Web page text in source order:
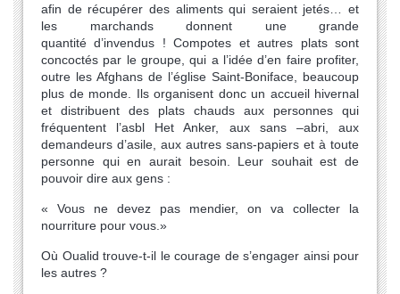
afin de récupérer des aliments qui seraient jetés… et
les marchands donnent une grande
quantité d’invendus ! Compotes et autres plats sont
concoctés par le groupe, qui a l’idée d’en faire profiter,
outre les Afghans de l’église Saint-Boniface, beaucoup
plus de monde. Ils organisent donc un accueil hivernal
et distribuent des plats chauds aux personnes qui
fréquentent l’asbl Het Anker, aux sans –abri, aux
demandeurs d’asile, aux autres sans-papiers et à toute
personne qui en aurait besoin. Leur souhait est de
pouvoir dire aux gens :
« Vous ne devez pas mendier, on va collecter la
nourriture pour vous.»
Où Oualid trouve-t-il le courage de s’engager ainsi pour
les autres ?